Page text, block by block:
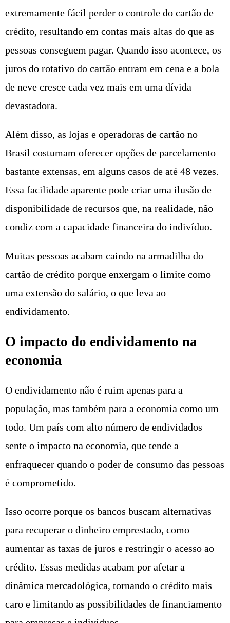
extremamente fácil perder o controle do cartão de
crédito, resultando em contas mais altas do que as
pessoas conseguem pagar. Quando isso acontece, os
juros do rotativo do cartão entram em cena e a bola
de neve cresce cada vez mais em uma dívida
devastadora.
Além disso, as lojas e operadoras de cartão no
Brasil costumam oferecer opções de parcelamento
bastante extensas, em alguns casos de até 48 vezes.
Essa facilidade aparente pode criar uma ilusão de
disponibilidade de recursos que, na realidade, não
condiz com a capacidade financeira do indivíduo.
Muitas pessoas acabam caindo na armadilha do
cartão de crédito porque enxergam o limite como
uma extensão do salário, o que leva ao
endividamento.
O impacto do endividamento na
economia
O endividamento não é ruim apenas para a
população, mas também para a economia como um
todo. Um país com alto número de endividados
sente o impacto na economia, que tende a
enfraquecer quando o poder de consumo das pessoas
é comprometido.
Isso ocorre porque os bancos buscam alternativas
para recuperar o dinheiro emprestado, como
aumentar as taxas de juros e restringir o acesso ao
crédito. Essas medidas acabam por afetar a
dinâmica mercadológica, tornando o crédito mais
caro e limitando as possibilidades de financiamento